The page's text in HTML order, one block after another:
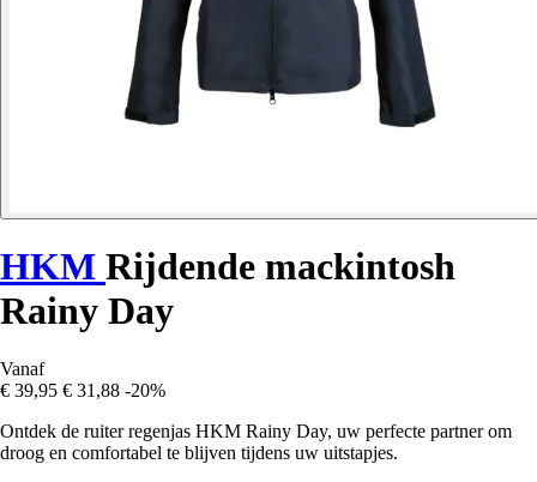
HKM Rijdende mackintosh
Rainy Day
Vanaf
€ 39,95 € 31,88 -20%
Ontdek de ruiter regenjas HKM Rainy Day, uw perfecte partner om
droog en comfortabel te blijven tijdens uw uitstapjes.